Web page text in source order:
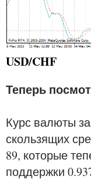
USD/CHF
Теперь
Курс валюты
скользящих
89, которые
поддержки